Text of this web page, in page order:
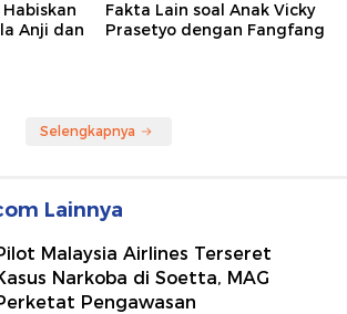
Anji dan
Fakta Lain soal Anak Vicky
Prasetyo dengan Fangfang
Selengkapnya
Lainnya
Malaysia Airlines Terseret
Narkoba di Soetta, MAG
Pengawasan